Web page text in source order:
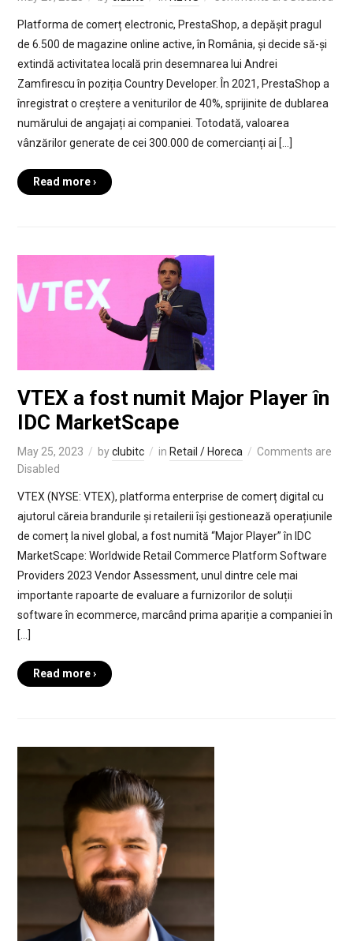
Platforma de comerț electronic, PrestaShop, a depășit pragul
de 6.500 de magazine online active, în România, și decide să-și
extindă activitatea locală prin desemnarea lui Andrei
Zamfirescu în poziția Country Developer. În 2021, PrestaShop a
înregistrat o creștere a veniturilor de 40%, sprijinite de dublarea
numărului de angajați ai companiei. Totodată, valoarea
vânzărilor generate de cei 300.000 de comercianți ai […]
Read more ›
VTEX a fost numit Major Player în
IDC MarketScape
May 25, 2023 byclubitc in Retail / Horeca
Comments are
Disabled
VTEX (NYSE: VTEX), platforma enterprise de comerț digital cu
ajutorul căreia brandurile și retailerii își gestionează operațiunile
de comerț la nivel global, a fost numită “Major Player” în IDC
MarketScape: Worldwide Retail Commerce Platform Software
Providers 2023 Vendor Assessment, unul dintre cele mai
importante rapoarte de evaluare a furnizorilor de soluții
software în ecommerce, marcând prima apariție a companiei în
[…]
Read more ›